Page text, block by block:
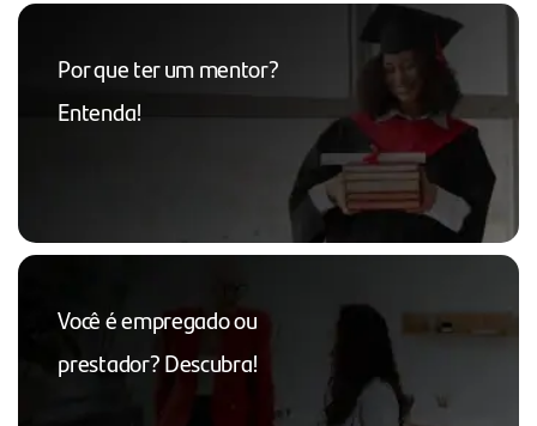
Por que ter um mentor?
Entenda!
Você é empregado ou
prestador? Descubra!